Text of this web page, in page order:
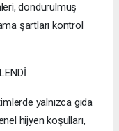
dondurulmuş
şartları kontrol
yalnızca gıda
hijyen koşulları,